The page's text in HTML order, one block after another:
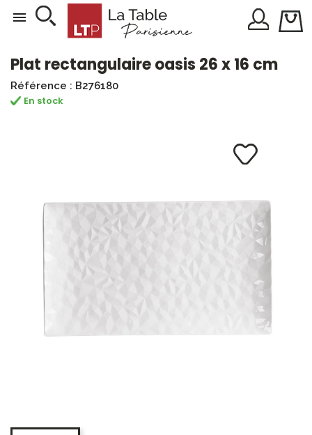

Plat rectangulaire oasis 26 x 16 cm
Référence : B276180
En stock